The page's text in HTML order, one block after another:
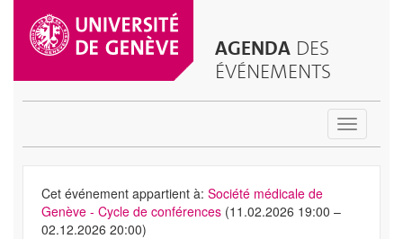
AGENDA DES
ÉVÉNEMENTS
Toggle
Cet événement appartient à: Société médicale de
Genève - Cycle de conférences (11.02.2026 19:00 –
02.12.2026 20:00)